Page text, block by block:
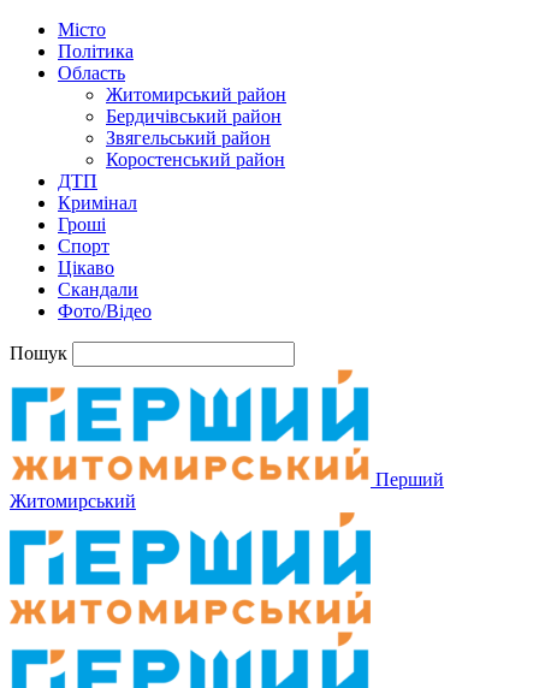
Місто
Політика
Область
Житомирський район
Бердичівський район
Звягельський район
Коростенський район
ДТП
Кримінал
Гроші
Спорт
Цікаво
Скандали
Фото/Відео
Пошук
Перший
Житомирський